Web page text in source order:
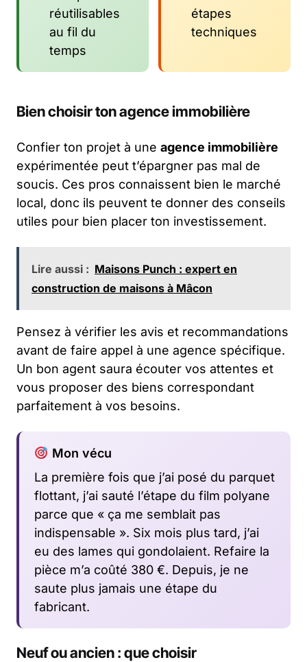
réutilisables
au fil du
temps
étapes
techniques
Bien choisir ton agence immobilière
Confier ton projet à une agence immobilière
expérimentée peut t’épargner pas mal de
soucis. Ces pros connaissent bien le marché
local, donc ils peuvent te donner des conseils
utiles pour bien placer ton investissement.
Lire aussi : Maisons Punch : expert en
construction de maisons à Mâcon
Pensez à vérifier les avis et recommandations
avant de faire appel à une agence spécifique.
Un bon agent saura écouter vos attentes et
vous proposer des biens correspondant
parfaitement à vos besoins.
Mon vécu
La première fois que j’ai posé du parquet
flottant, j’ai sauté l’étape du film polyane
parce que « ça me semblait pas
indispensable ». Six mois plus tard, j’ai
eu des lames qui gondolaient. Refaire la
pièce m’a coûté 380 €. Depuis, je ne
saute plus jamais une étape du
fabricant.
Neuf ou ancien : que choisir